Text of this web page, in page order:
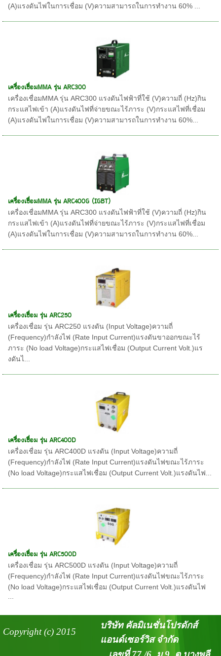
(A)แรงดันไฟในการเชื่อม (V)ความสามารถในการทำงาน 60% ...
เครื่องเชื่อมMMA รุ่น ARC300
เครื่องเชื่อมMMA รุ่น ARC300 แรงดันไฟฟ้าที่ใช้ (V)ความถี่ (Hz)กิน
กระแสไฟเข้า (A)แรงดันไฟที่จ่ายขณะไร้ภาระ (V)กระแสไฟที่เชื่อม
(A)แรงดันไฟในการเชื่อม (V)ความสามารถในการทำงาน 60%...
เครื่องเชื่อมMMA รุ่น ARC400G (IGBT)
เครื่องเชื่อมMMA รุ่น ARC300 แรงดันไฟฟ้าที่ใช้ (V)ความถี่ (Hz)กิน
กระแสไฟเข้า (A)แรงดันไฟที่จ่ายขณะไร้ภาระ (V)กระแสไฟที่เชื่อม
(A)แรงดันไฟในการเชื่อม (V)ความสามารถในการทำงาน 60%...
เครื่องเชื่อม รุ่น ARC250
เครื่องเชื่อม รุ่น ARC250 แรงดัน (Input Voltage)ความถี่
(Frequency)กำลังไฟ (Rate Input Current)แรงดันขาออกขณะไร้
ภาระ (No load Voltage)กระแสไฟเชื่อม (Output Current Volt.)แร
งดันไ...
เครื่องเชื่อม รุ่น ARC400D
เครื่องเชื่อม รุ่น ARC400D แรงดัน (Input Voltage)ความถี่
(Frequency)กำลังไฟ (Rate Input Current)แรงดันไฟขณะไร้ภาระ
(No load Voltage)กระแสไฟเชื่อม (Output Current Volt.)แรงดันไฟ...
เครื่องเชื่อม รุ่น ARC500D
เครื่องเชื่อม รุ่น ARC500D แรงดัน (Input Voltage)ความถี่
(Frequency)กำลังไฟ (Rate Input Current)แรงดันไฟขณะไร้ภาระ
(No load Voltage)กระแสไฟเชื่อม (Output Current Volt.)แรงดันไฟ
...
Copyright (c) 2015
บริษัท คัลมิเนชั่นโปรดักส์
แอนด์เซอร์วิส จำกัด